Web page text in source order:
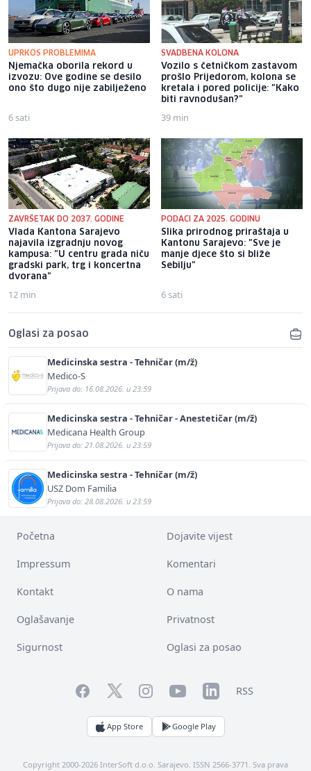
UPRKOS PROBLEMIMA
Njemačka oborila rekord u
izvozu: Ove godine se desilo
ono što dugo nije zabilježeno
6 sati
SVADBENA KOLONA
Vozilo s četničkom zastavom
prošlo Prijedorom, kolona se
kretala i pored policije: "Kako
biti ravnodušan?"
39 min
ZAVRŠETAK DO 2037. GODINE
Vlada Kantona Sarajevo
najavila izgradnju novog
kampusa: "U centru grada niču
gradski park, trg i koncertna
dvorana"
12 min
PODACI ZA 2025. GODINU
Slika prirodnog priraštaja u
Kantonu Sarajevo: "Sve je
manje djece što si bliže
Sebilju"
6 sati
Oglasi za posao
Medicinska sestra - Tehničar (m/ž)
Medico-S
Prijava do: 16.08.2026. u 23:59
Medicinska sestra - Tehničar - Anestetičar (m/ž)
Medicana Health Group
Prijava do: 21.08.2026. u 23:59
Medicinska sestra - Tehničar (m/ž)
USZ Dom Familia
Prijava do: 28.08.2026. u 23:59
Početna Dojavite vijest
Impressum Komentari
Kontakt O nama
Oglašavanje Privatnost
Sigurnost Oglasi za posao
FacebookTwitterInstagramYouTubeLinkedInRSS
App Store Google Play
Copyright 2000-2026 InterSoft d.o.o. Sarajevo. ISSN 2566-3771. Sva prava